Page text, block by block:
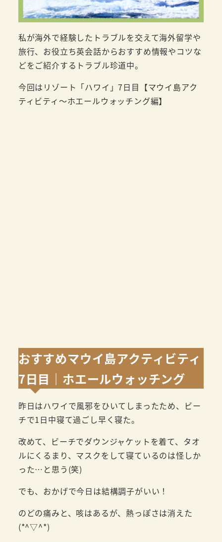
私が海外で経験したトラブルを交えて海外留学や
旅行、お役立ち英会話からおすすめ情報やコツな
どをご紹介するトラブル珍道中。
今回はリゾート「ハワイ」7日目【マウイ島アク
ティビティ～ホエールウォッチング編】
おすすめマウイ島アクティビティ
7日目｜ホエールウォッチング
昨日はハワイで風邪をひいてしまったため、ビー
チで1日中寝て過ごし早く寝た。
改めて、ビーチでダウンジャケットを着て、タオ
ルにくるまり、マスクをして寝ているのは怪しか
った…と思う(笑)
でも、おかげで今日は結構調子がいい！
のどの痛みと、咳はあるが、熱っぽさは消えた
(*^▽^*)